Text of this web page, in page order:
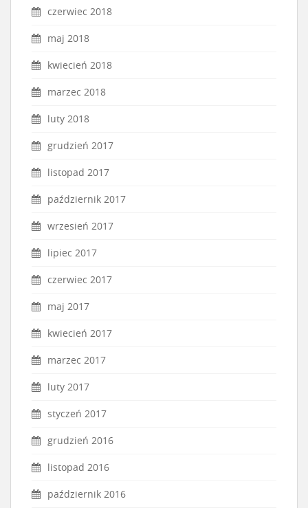
czerwiec 2018
maj 2018
kwiecień 2018
marzec 2018
luty 2018
grudzień 2017
listopad 2017
październik 2017
wrzesień 2017
lipiec 2017
czerwiec 2017
maj 2017
kwiecień 2017
marzec 2017
luty 2017
styczeń 2017
grudzień 2016
listopad 2016
październik 2016